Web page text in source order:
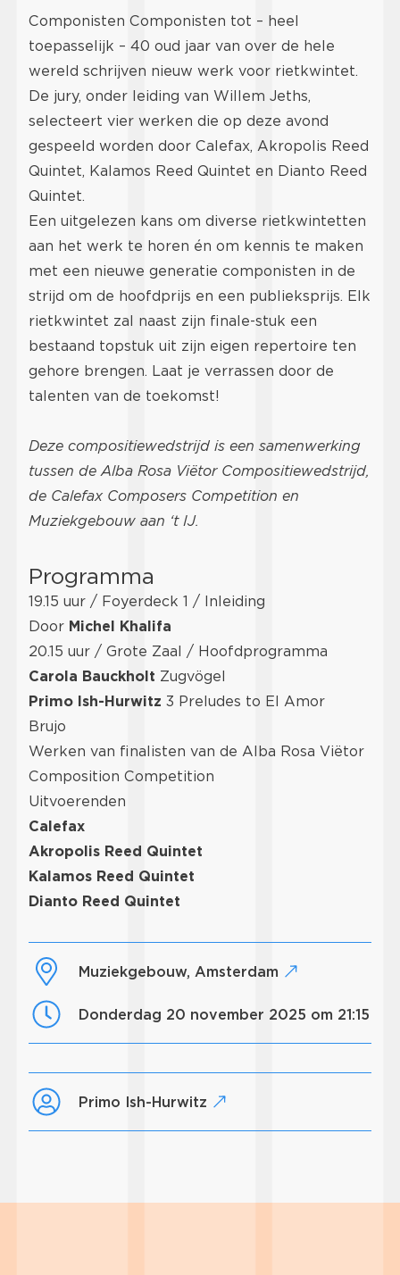
Componisten Componisten tot – heel
toepasselijk – 40 oud jaar van over de hele
wereld schrijven nieuw werk voor rietkwintet.
De jury, onder leiding van Willem Jeths,
selecteert vier werken die op deze avond
gespeeld worden door Calefax, Akropolis Reed
Quintet, Kalamos Reed Quintet en Dianto Reed
Quintet.
Een uitgelezen kans om diverse rietkwintetten
aan het werk te horen én om kennis te maken
met een nieuwe generatie componisten in de
strijd om de hoofdprijs en een publieksprijs. Elk
rietkwintet zal naast zijn finale-stuk een
bestaand topstuk uit zijn eigen repertoire ten
gehore brengen. Laat je verrassen door de
talenten van de toekomst!
Deze compositiewedstrijd is een samenwerking
tussen de Alba Rosa Viëtor Compositiewedstrijd,
de Calefax Composers Competition en
Muziekgebouw aan ‘t IJ.
Programma
19.15 uur / Foyerdeck 1 / Inleiding
Door Michel Khalifa
20.15 uur / Grote Zaal / Hoofdprogramma
Carola Bauckholt Zugvögel
Primo Ish-Hurwitz 3 Preludes to El Amor
Brujo
Werken van finalisten van de Alba Rosa Viëtor
Composition Competition
Uitvoerenden
Calefax
Akropolis Reed Quintet
Kalamos Reed Quintet
Dianto Reed Quintet
Muziekgebouw, Amsterdam
donderdag 20 november 2025 om 21:15
Primo Ish-Hurwitz